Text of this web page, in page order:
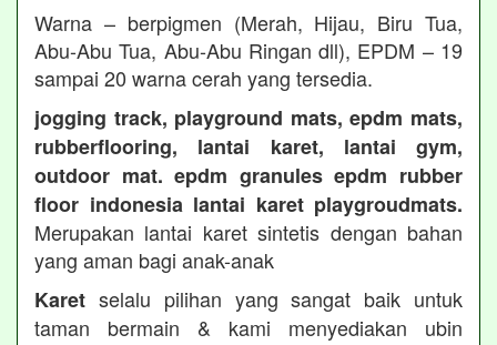
Warna – berpigmen (Merah, Hijau, Biru Tua,
Abu-Abu Tua, Abu-Abu Ringan dll), EPDM – 19
sampai 20 warna cerah yang tersedia.
jogging track, playground mats, epdm mats,
rubberflooring, lantai karet, lantai gym,
outdoor mat. epdm granules epdm rubber
floor indonesia lantai karet playgroudmats.
Merupakan lantai karet sintetis dengan bahan
yang aman bagi anak-anak
Karet selalu pilihan yang sangat baik untuk
taman bermain & kami menyediakan ubin